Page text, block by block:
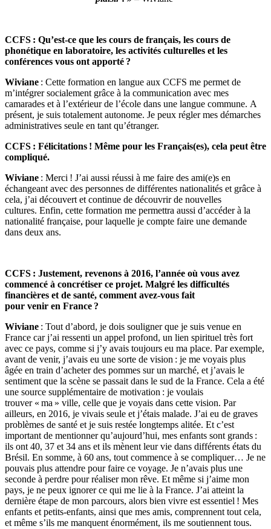
CCFS : Qu’est-ce que les cours de français, les cours de
phonétique en laboratoire, les activités culturelles et les
conférences vous ont apporté ?
Wiviane : Cette formation en langue aux CCFS me permet de
m’intégrer socialement grâce à la communication avec mes
camarades et à l’extérieur de l’école dans une langue commune. A
présent, je suis totalement autonome. Je peux régler mes démarches
administratives seule en tant qu’étranger.
CCFS : Félicitations ! Même pour les Français(es), cela peut être
compliqué.
Wiviane : Merci ! J’ai aussi réussi à me faire des ami(e)s en
échangeant avec des personnes de différentes nationalités et grâce à
cela, j’ai découvert et continue de découvrir de nouvelles
cultures. Enfin, cette formation me permettra aussi d’accéder à la
nationalité française, pour laquelle je compte faire une demande
dans deux ans.
CCFS : Justement, revenons à 2016, l’année où vous avez
commencé à concrétiser ce projet. Malgré les difficultés
financières et de santé, comment avez-vous fait
pour venir en France ?
Wiviane : Tout d’abord, je dois souligner que je suis venue en
France car j’ai ressenti un appel profond, un lien spirituel très fort
avec ce pays, comme si j’y avais toujours eu ma place. Par exemple,
avant de venir, j’avais eu une sorte de vision : je me voyais plus
âgée en train d’acheter des pommes sur un marché, et j’avais le
sentiment que la scène se passait dans le sud de la France. Cela a été
une source supplémentaire de motivation : je voulais
trouver « ma » ville, celle que je voyais dans cette vision. Par
ailleurs, en 2016, je vivais seule et j’étais malade. J’ai eu de graves
problèmes de santé et je suis restée longtemps alitée. Et c’est
important de mentionner qu’aujourd’hui, mes enfants sont grands :
ils ont 40, 37 et 34 ans et ils mènent leur vie dans différents états du
Brésil. En somme, à 60 ans, tout commence à se compliquer… Je ne
pouvais plus attendre pour faire ce voyage. Je n’avais plus une
seconde à perdre pour réaliser mon rêve. Et même si j’aime mon
pays, je ne peux ignorer ce qui me lie à la France. J’ai atteint la
dernière étape de mon parcours, alors bien vivre est essentiel ! Mes
enfants et petits-enfants, ainsi que mes amis, comprennent tout cela,
et même s’ils me manquent énormément, ils me soutiennent tous.